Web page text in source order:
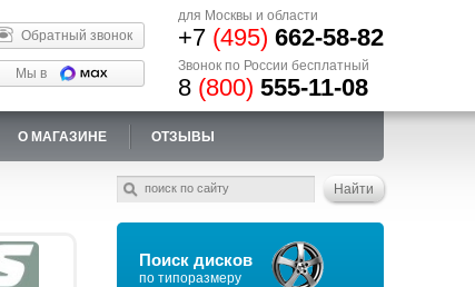
Обратный звонок
Мы в
для Москвы и области
+7 (495) 662-58-82
Звонок по России бесплатный
8 (800) 555-11-08
О МАГАЗИНЕ ОТЗЫВЫ
Поиск дисков
по типоразмеру